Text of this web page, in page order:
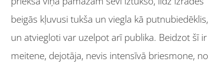
beigās kļuvusi tukša un viegla kā putnubiedēklis,
un atviegloti var uzelpot arī publika. Beidzot šī ir
meitene, dejotāja, nevis intensīvā briesmone, no